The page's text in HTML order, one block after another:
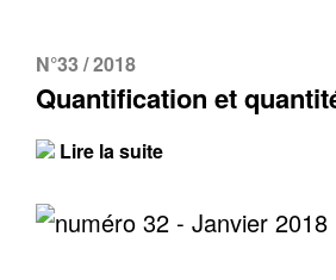
N°33 / 2018
Quantification et
Lire la suite